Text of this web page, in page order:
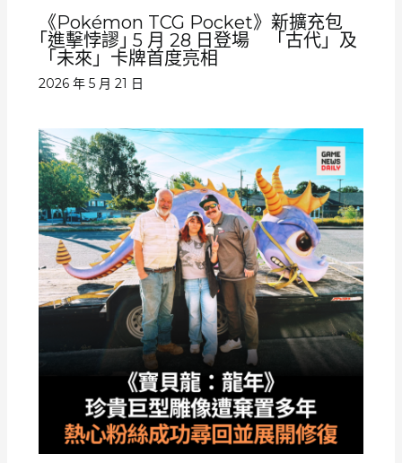
《Pokémon TCG Pocket》新擴充包
｢進擊悖謬｣ 5 月 28 日登場 「古代」及
「未來」卡牌首度亮相
2026 年 5 月 21 日